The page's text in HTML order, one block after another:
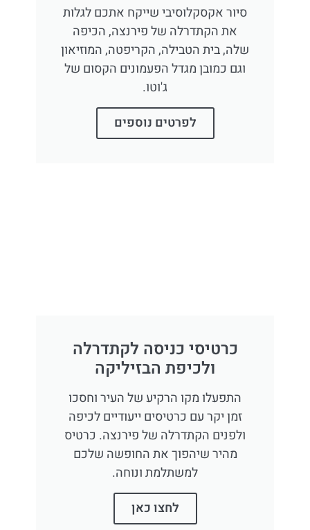
סיור אקסקלוסיבי שייקח אתכם לגלות
את הקתדרלה של פירנצה, הכיפה
שלה, בית הטבילה, הקריפטה, המוזיאון
וגם כמובן מגדל הפעמונים הקסום של
ג'וטו.
לפרטים נוספים
כרטיסי כניסה לקתדרלה
ולכיפת הבזיליקה
התפעלו מקו הרקיע של העיר וחסכו
זמן יקר עם כרטיסים ייעודיים לכיפה
ולפנים הקתדרלה של פירנצה. כרטיס
מהיר שיהפוך את החופשה שלכם
למשתלמת ונוחה.
לחצו כאן